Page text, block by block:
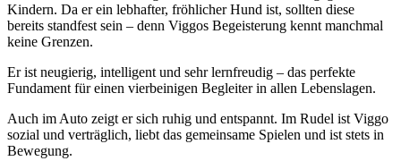
Kindern. Da er ein lebhafter, fröhlicher Hund ist, sollten diese
bereits standfest sein – denn Viggos Begeisterung kennt manchmal
keine Grenzen.
Er ist neugierig, intelligent und sehr lernfreudig – das perfekte
Fundament für einen vierbeinigen Begleiter in allen Lebenslagen.
Auch im Auto zeigt er sich ruhig und entspannt. Im Rudel ist Viggo
sozial und verträglich, liebt das gemeinsame Spielen und ist stets in
Bewegung.